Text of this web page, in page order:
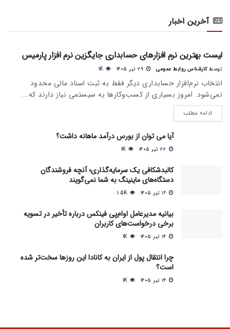
آخرین اخبار
اخبار عمومی بازار
لیست بهترین نرم افزارهای حسابداری جایگزین نرم افزار پارمیس
توسط کارشناس روابط عمومی 1K
انتخاب نرم‌افزار حسابداری دیگر فقط به ثبت اسناد مالی محدود
نمی‌شود. امروز بسیاری از کسب‌وکارها به سیستمی نیاز دارند که...
ادامه مطلب
آیا می‌ توان از بورس درآمد ماهانه داشت؟
1K
کالبدشکافی یک سرمایه‌گذاری؛ آنچه فروشندگان
دستگاه‌های ماینینگ به شما نمی‌گویند
1.5K
بیانیه مدیرعامل او‌ام‌پی فینکس درباره تأخیر در تسویه
برخی درخواست‌های کاربران
1K
چرا انتقال پول از ایران به کانادا این روزها سخت‌تر شده
است؟
1K